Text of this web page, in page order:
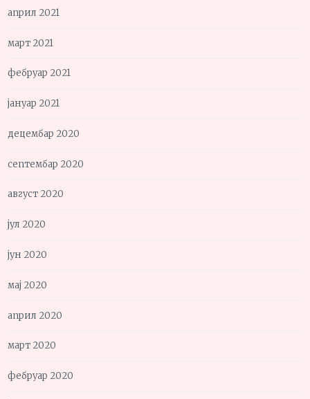
април 2021
март 2021
фебруар 2021
јануар 2021
децембар 2020
септембар 2020
август 2020
јул 2020
јун 2020
мај 2020
април 2020
март 2020
фебруар 2020